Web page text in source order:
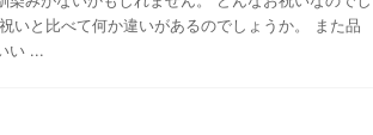
いと比べて何か違いがあるのでしょうか。 また品
い ...